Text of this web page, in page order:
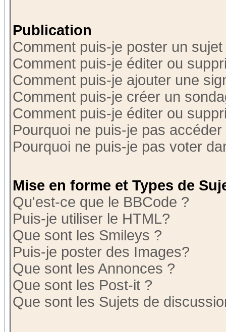
Publication
Comment puis-je poster un
Comment puis-je éditer ou
Comment puis-je ajouter une
Comment puis-je créer un
Comment puis-je éditer ou
Pourquoi ne puis-je pas
Pourquoi ne puis-je pas voter
Mise en forme et Types de
Qu'est-ce que le BBCode ?
Puis-je utiliser le HTML?
Que sont les Smileys ?
Puis-je poster des Images?
Que sont les Annonces ?
Que sont les Post-it ?
Que sont les Sujets de